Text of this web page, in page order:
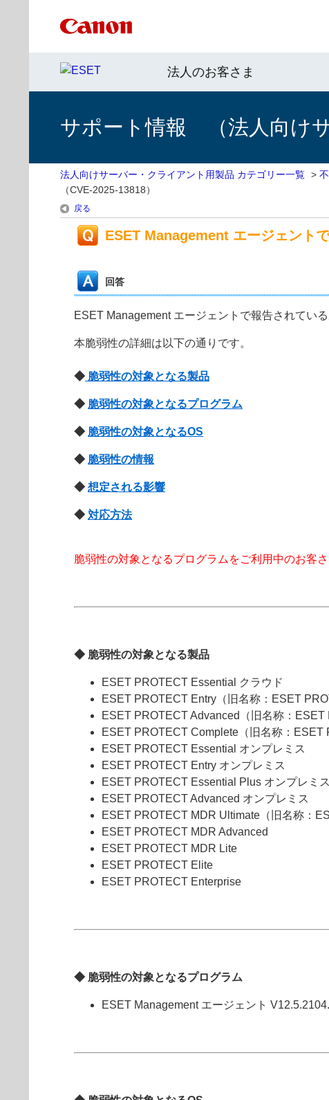
法人のお客さま
サポート情報 （法人向け
法人向けサーバー・クライアント用製品 カテゴリー一覧 >
（CVE-2025-13818）
戻る
ESET Management エージェント
回答
ESET Management エージェントで報告されてい
本脆弱性の詳細は以下の通りです。
◆ 脆弱性の対象となる製品
◆ 脆弱性の対象となるプログラム
◆ 脆弱性の対象となるOS
◆ 脆弱性の情報
◆ 想定される影響
◆ 対応方法
脆弱性の対象となるプログラムをご利用中のお客
◆ 脆弱性の対象となる製品
ESET PROTECT Essential クラウド
ESET PROTECT Entry（旧名称：ESET
ESET PROTECT Advanced（旧名称：ESET
ESET PROTECT Complete（旧名称：ESET
ESET PROTECT Essential オンプレミス
ESET PROTECT Entry オンプレミス
ESET PROTECT Essential Plus オンプレミス
ESET PROTECT Advanced オンプレミス
ESET PROTECT MDR Ultimate（旧名称：
ESET PROTECT MDR Advanced
ESET PROTECT MDR Lite
ESET PROTECT Elite
ESET PROTECT Enterprise
◆ 脆弱性の対象となるプログラム
ESET Management エージェント